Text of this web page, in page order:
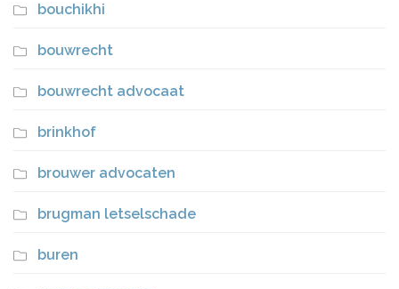
bouchikhi
bouwrecht
bouwrecht advocaat
brinkhof
brouwer advocaten
brugman letselschade
buren